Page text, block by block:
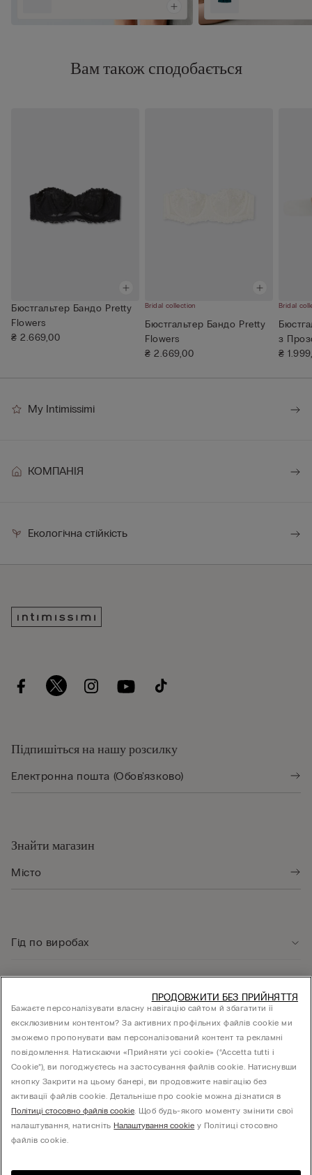
Вам також сподобається
Бюстгальтер Бандо Pretty
Flowers
₴ 2.669,00
Bridal collection
Бюстгальтер Бандо Pretty
Flowers
₴ 2.669,00
Bridal
з
₴
My Intimissimi
КОМПАНІЯ
Екологічна стійкість
Підпишіться на нашу розсилку
Знайти магазин
Гід по виробах
Юридична інформація
КОМПАНІЯ
Товариство з обмеженою відповідальністю "МНС ІНВЕСТМЕНТ" - 01014, місто Київ,
Бажаєте персоналізувати власну навігацію сайтом й збагатити її
ексклюзивним контентом? За активних профільних файлів cookie ми
зможемо пропонувати вам персоналізований контент та рекламні
повідомлення. Натискаючи «Прийняти усі cookie» (“Accetta tutti i
Cookie”), ви погоджуєтесь на застосування файлів cookie. Натиснувши
кнопку Закрити на цьому банері, ви продовжите навігацію без
активації файлів cookie. Детальніше про cookie можна дізнатися в
Політиці стосовно файлів cookie. Щоб будь-якого моменту змінити свої
налаштування, натиснітьНалаштування cookie у Політиці стосовно
файлів cookie.
ПРОДОВЖИТИ БЕЗ ПРИЙНЯТТЯ